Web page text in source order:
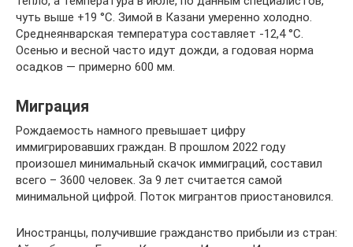
чуть выше +19 °C. Зимой в Казани умеренно холодно.
Среднеянварская температура составляет -12,4 °C.
Осенью и весной часто идут дожди, а годовая норма
осадков — примерно 600 мм.
Миграция
Рождаемость намного превышает цифру
иммигрировавших граждан. В прошлом 2022 году
произошел минимальный скачок иммиграций, составил
всего – 3600 человек. За 9 лет считается самой
минимальной цифрой. Поток мигрантов приостановился.
Иностранцы, получившие гражданство прибыли из стран: